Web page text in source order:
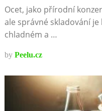
Ocet, jako přírodní
ale správné skladování
chladném a …
by Peelu.cz